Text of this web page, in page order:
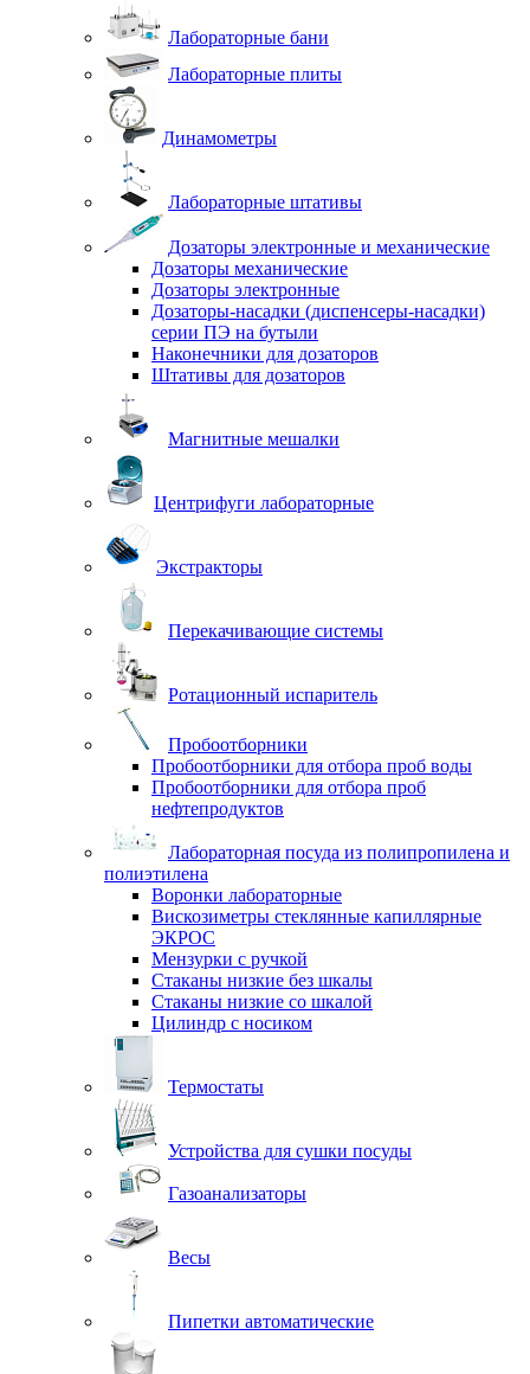
Лабораторные бани
Лабораторные плиты
Динамометры
Лабораторные штативы
Дозаторы электронные и механические
Дозаторы механические
Дозаторы электронные
Дозаторы-насадки (диспенсеры-насадки)
серии ПЭ на бутыли
Наконечники для дозаторов
Штативы для дозаторов
Магнитные мешалки
Центрифуги лабораторные
Экстракторы
Перекачивающие системы
Ротационный испаритель
Пробоотборники
Пробоотборники для отбора проб воды
Пробоотборники для отбора проб
нефтепродуктов
Лабораторная посуда из полипропилена и
полиэтилена
Воронки лабораторные
Вискозиметры стеклянные капиллярные
ЭКРОС
Мензурки с ручкой
Стаканы низкие без шкалы
Стаканы низкие со шкалой
Цилиндр с носиком
Термостаты
Устройства для сушки посуды
Газоанализаторы
Весы
Пипетки автоматические